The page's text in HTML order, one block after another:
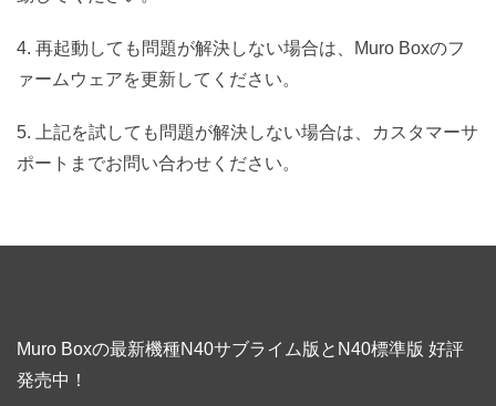
4. 再起動しても問題が解決しない場合は、Muro Boxのフ
ァームウェアを更新してください。
5. 上記を試しても問題が解決しない場合は、カスタマーサ
ポートまでお問い合わせください。
Muro Boxの最新機種N40サブライム版とN40標準版 好評
発売中！